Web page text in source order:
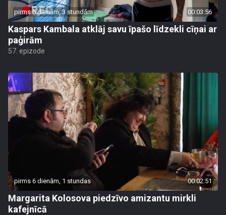
pirms 5 dienām, 3 stundām 00:03:56
Kaspars Kambala atklāj savu īpašo līdzekli cīņai ar
paģirām
57. epizode
pirms 6 dienām, 1 stundas 00:02:51
Margarita Kolosova piedzīvo amizantu mirkli
kafejnīcā